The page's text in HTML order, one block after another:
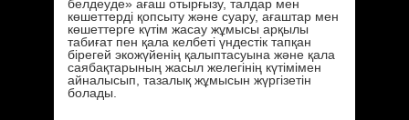
белдеуде» ағаш отырғызу, талдар мен
көшеттерді қопсыту және суару, ағаштар мен
көшеттерге күтім жасау жұмысы арқылы
табиғат пен қала келбеті үндестік тапқан
бірегей экожүйенің қалыптасуына және қала
саябақтарының жасыл желегінің күтімімен
айналысып, тазалық жұмысын жүргізетін
болады.